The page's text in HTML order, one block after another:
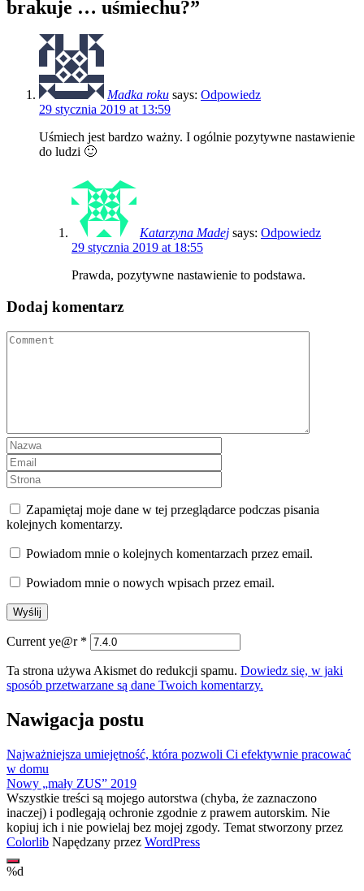
brakuje … uśmiechu?”
Madka roku says: Odpowiedz
29 stycznia 2019 at 13:59
Uśmiech jest bardzo ważny. I ogólnie pozytywne nastawienie
do ludzi 🙂
Katarzyna Madej says: Odpowiedz
29 stycznia 2019 at 18:55
Prawda, pozytywne nastawienie to podstawa.
Dodaj komentarz
Zapamiętaj moje dane w tej przeglądarce podczas pisania
kolejnych komentarzy.
Powiadom mnie o kolejnych komentarzach przez email.
Powiadom mnie o nowych wpisach przez email.
Current ye@r *
Ta strona używa Akismet do redukcji spamu. Dowiedz się, w jaki
sposób przetwarzane są dane Twoich komentarzy.
Nawigacja postu
Najważniejsza umiejętność, która pozwoli Ci efektywnie pracować
w domu
Nowy „mały ZUS” 2019
Wszystkie treści są mojego autorstwa (chyba, że zaznaczono
inaczej) i podlegają ochronie zgodnie z prawem autorskim. Nie
kopiuj ich i nie powielaj bez mojej zgody. Temat stworzony przez
Colorlib Napędzany przez WordPress
%d